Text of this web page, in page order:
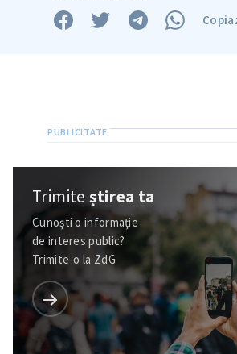
Trimiteștirea ta
Cunoști o informație
de interes public?
Trimite-o la ZdG